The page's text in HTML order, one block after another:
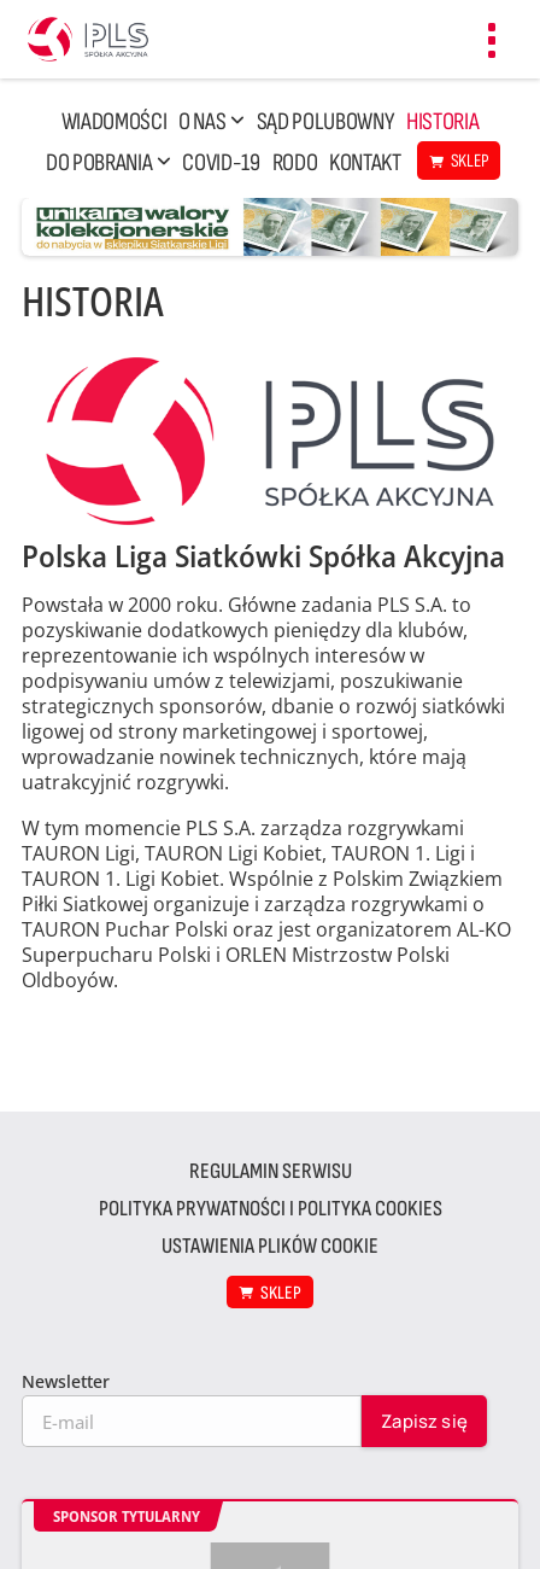
WIADOMOŚCI O NAS SĄD POLUBOWNY HISTORIA
DO POBRANIA
COVID-19 RODO KONTAKT SKLEP
HISTORIA
Polska Liga Siatkówki Spółka Akcyjna
Powstała w 2000 roku. Główne zadania PLS S.A. to
pozyskiwanie dodatkowych pieniędzy dla klubów,
reprezentowanie ich wspólnych interesów w
podpisywaniu umów z telewizjami, poszukiwanie
strategicznych sponsorów, dbanie o rozwój siatkówki
ligowej od strony marketingowej i sportowej,
wprowadzanie nowinek technicznych, które mają
uatrakcyjnić rozgrywki.
W tym momencie PLS S.A. zarządza rozgrywkami
TAURON Ligi, TAURON Ligi Kobiet, TAURON 1. Ligi i
TAURON 1. Ligi Kobiet. Wspólnie z Polskim Związkiem
Piłki Siatkowej organizuje i zarządza rozgrywkami o
TAURON Puchar Polski oraz jest organizatorem AL-KO
Superpucharu Polski i ORLEN Mistrzostw Polski
Oldboyów.
REGULAMIN SERWISU
POLITYKA PRYWATNOŚCI I POLITYKA COOKIES
USTAWIENIA PLIKÓW COOKIE
SKLEP
Newsletter
SPONSOR TYTULARNY